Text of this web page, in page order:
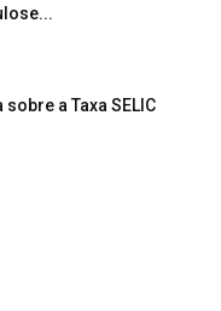
a Taxa SELIC